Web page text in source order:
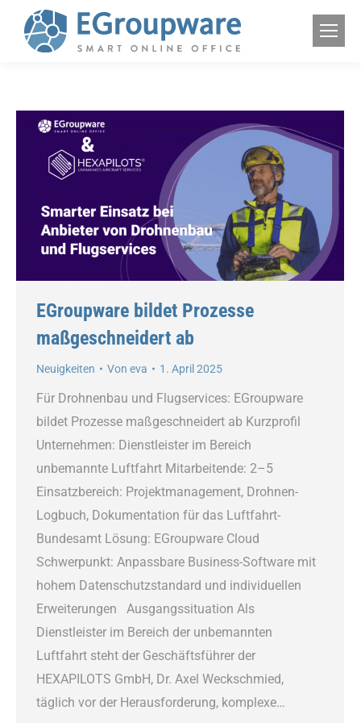
EGroupware bildet Prozesse
maßgeschneidert ab
Neuigkeiten Von eva 1. April 2025
Für Drohnenbau und Flugservices: EGroupware
bildet Prozesse maßgeschneidert ab Kurzprofil
Unternehmen: Dienstleister im Bereich
unbemannte Luftfahrt Mitarbeitende: 2–5
Einsatzbereich: Projektmanagement, Drohnen-
Logbuch, Dokumentation für das Luftfahrt-
Bundesamt Lösung: EGroupware Cloud
Schwerpunkt: Anpassbare Business-Software mit
hohem Datenschutzstandard und individuellen
Erweiterungen Ausgangssituation Als
Dienstleister im Bereich der unbemannten
Luftfahrt steht der Geschäftsführer der
HEXAPILOTS GmbH, Dr. Axel Weckschmied,
täglich vor der Herausforderung, komplexe…